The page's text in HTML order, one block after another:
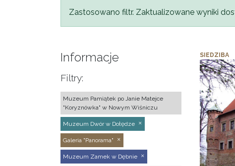
Komunikat
Zastosowano filtr. Zaktualizowane wyniki
Informacje
Filtry:
Muzeum Pamiątek po Janie Matejce
"Koryznówka" w Nowym Wiśniczu
Muzeum Dwór w Dołędze
Galeria "Panorama"
Muzeum Zamek w Dębnie
SIEDZIBA